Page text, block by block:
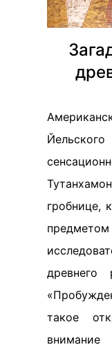
гробнице,
древнего
такое